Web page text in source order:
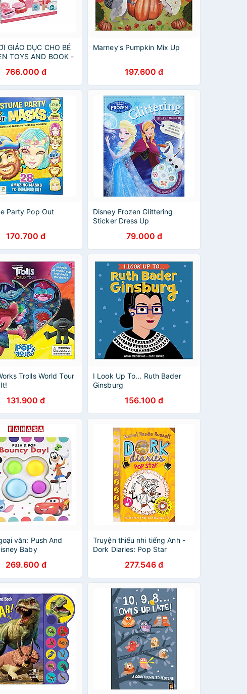
GIÁO DỤC CHO BÉ
TOYS AND BOOK -
766.000 đ
Marney's Pumpkin Mix Up
197.600 đ
Party Pop Out
170.700 đ
Disney Frozen Glittering
Sticker Dress Up
79.000 đ
Trolls World Tour
131.900 đ
I Look Up To... Ruth Bader
Ginsburg
156.100 đ
văn: Push And
Baby
269.600 đ
Truyện thiếu nhi tiếng Anh -
Dork Diaries: Pop Star
277.546 đ